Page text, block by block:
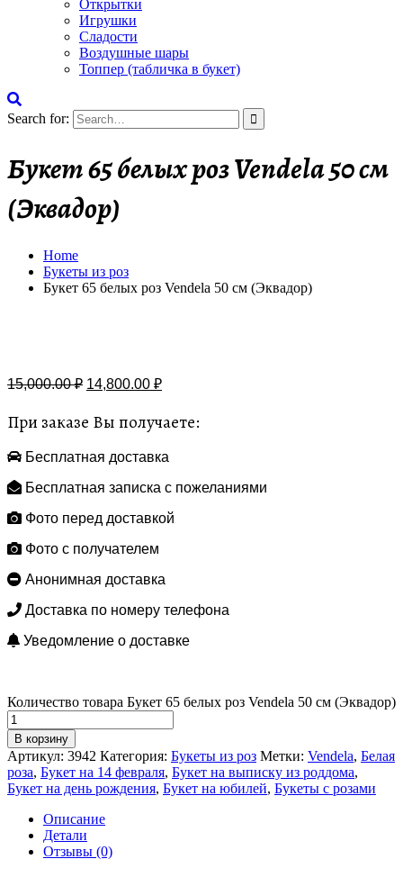
Открытки
Игрушки
Сладости
Воздушные шары
Топпер (табличка в букет)
Search for:
Букет 65 белых роз Vendela 50 см
(Эквадор)
Home
Букеты из роз
Букет 65 белых роз Vendela 50 см (Эквадор)
15,000.00₽ 14,800.00 ₽
При заказе Вы получаете:
Бесплатная доставка
Бесплатная записка с пожеланиями
Фото перед доставкой
Фото с получателем
Анонимная доставка
Доставка по номеру телефона
Уведомление о доставке
Количество товара Букет 65 белых роз Vendela 50 см (Эквадор)
В корзину
Артикул: 3942 Категория: Букеты из роз Метки: Vendela, Белая
роза, Букет на 14 февраля, Букет на выписку из роддома,
Букет на день рождения, Букет на юбилей, Букеты с розами
Описание
Детали
Отзывы (0)